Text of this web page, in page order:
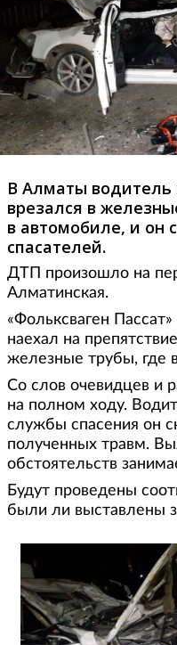
В Алматы водитель
врезался в
в автомобиле, и он
спасателей.
ДТП произошло на
Алматинская.
«Фольксваген
наехал на
железные трубы, где
Со слов очевидцев и
на полном ходу.
службы спасения он
полученных травм.
обстоятельств
Будут проведены
были ли выставлены